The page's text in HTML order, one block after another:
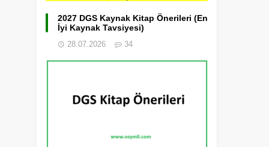
2027 DGS Kaynak Kitap Önerileri (En
İyi Kaynak Tavsiyesi)
28.07.2026 34